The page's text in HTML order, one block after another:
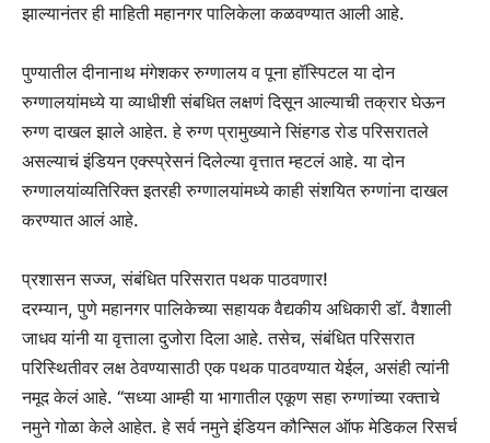
झाल्यानंतर ही माहिती महानगर पालिकेला कळवण्यात आली आहे.
पुण्यातील दीनानाथ मंगेशकर रुग्णालय व पूना हॉस्पिटल या दोन
रुग्णालयांमध्ये या व्याधीशी संबधित लक्षणं दिसून आल्याची तक्रार घेऊन
रुग्ण दाखल झाले आहेत. हे रुग्ण प्रामुख्याने सिंहगड रोड परिसरातले
असल्याचं इंडियन एक्स्प्रेसनं दिलेल्या वृत्तात म्हटलं आहे. या दोन
रुग्णालयांव्यतिरिक्त इतरही रुग्णालयांमध्ये काही संशयित रुग्णांना दाखल
करण्यात आलं आहे.
प्रशासन सज्ज, संबंधित परिसरात पथक पाठवणार!
दरम्यान, पुणे महानगर पालिकेच्या सहायक वैद्यकीय अधिकारी डॉ. वैशाली
जाधव यांनी या वृत्ताला दुजोरा दिला आहे. तसेच, संबंधित परिसरात
परिस्थितीवर लक्ष ठेवण्यासाठी एक पथक पाठवण्यात येईल, असंही त्यांनी
नमूद केलं आहे. “सध्या आम्ही या भागातील एकूण सहा रुग्णांच्या रक्ताचे
नमुने गोळा केले आहेत. हे सर्व नमुने इंडियन कौन्सिल ऑफ मेडिकल रिसर्च